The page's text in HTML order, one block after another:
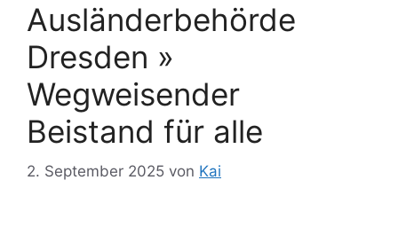
Ausländerbehörde
Dresden »
Wegweisender
Beistand für alle
2. September 2025 von Kai